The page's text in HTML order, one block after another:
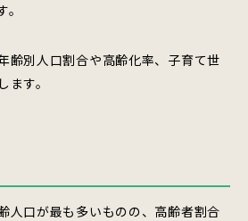
齢別人口割合や高齢化率、子育て世
す。
人口が最も多いものの、高齢者割合